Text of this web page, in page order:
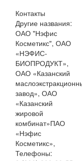
Контакты
Другие названия:
ОАО "Нэфис
Косметикс", ОАО
«НЭФИС-
БИОПРОДУКТ»,
ОАО «Казанский
завод», ОАО
«Казанский
жировой
комбинат»ПАО
«Нэфис
Косметикс»,
Телефоны: